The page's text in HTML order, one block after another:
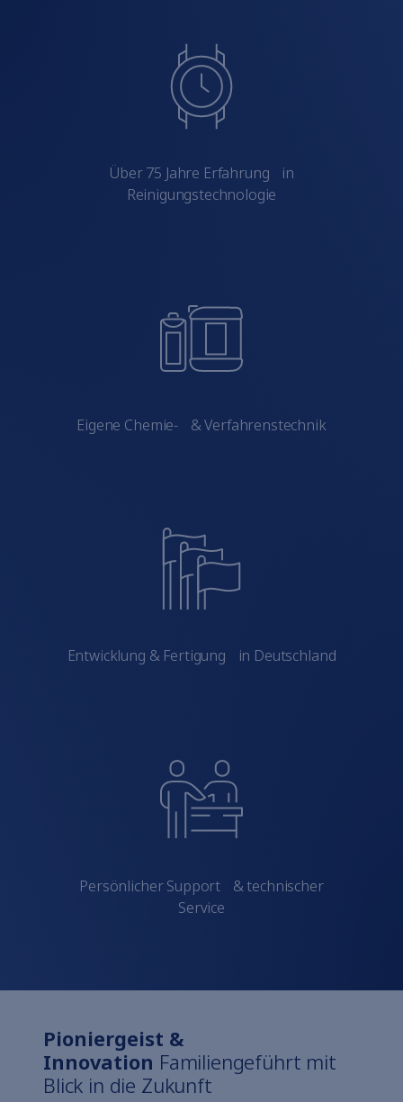
Über 75 Jahre Erfahrung in
Reinigungstechnologie
Eigene Chemie- & Verfahrenstechnik
Entwicklung & Fertigung in Deutschland
Persönlicher Support & technischer
Service
Pioniergeist &
Innovation Familiengeführt mit
Blick in die Zukunft